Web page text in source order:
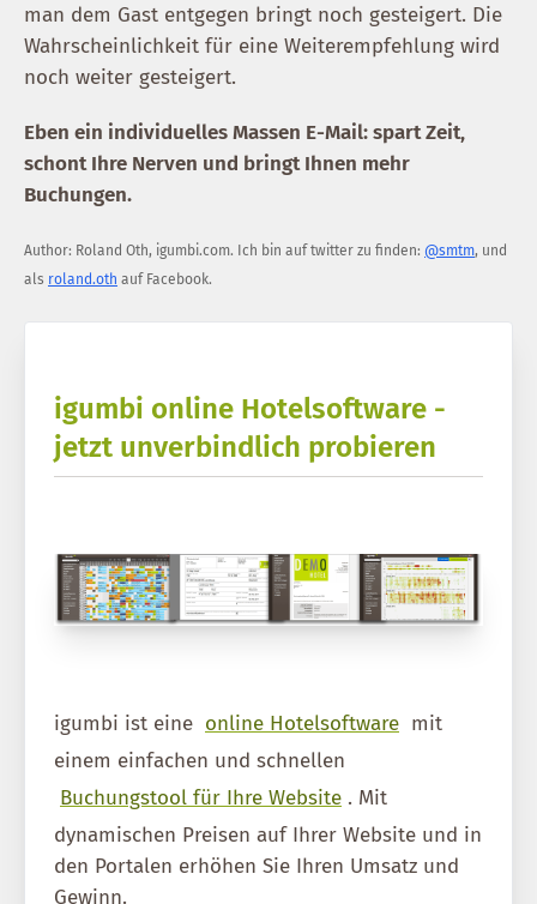
man dem Gast entgegen bringt noch gesteigert. Die
Wahrscheinlichkeit für eine Weiterempfehlung wird
noch weiter gesteigert.
Eben ein individuelles Massen E-Mail: spart Zeit,
schont Ihre Nerven und bringt Ihnen mehr
Buchungen.
Author: Roland Oth, igumbi.com. Ich bin auf twitter zu finden: @smtm, und
als roland.oth auf Facebook.
igumbi online Hotelsoftware -
jetzt unverbindlich probieren
igumbi ist eine online Hotelsoftware mit
einem einfachen und schnellen
Buchungstool für Ihre Website . Mit
dynamischen Preisen auf Ihrer Website und in
den Portalen erhöhen Sie Ihren Umsatz und
Gewinn.